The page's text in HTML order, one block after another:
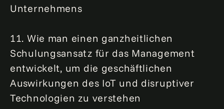
Unternehmens
11. Wie man einen ganzheitlichen
Schulungsansatz für das Management
entwickelt, um die geschäftlichen
Auswirkungen des IoT und disruptiver
Technologien zu verstehen